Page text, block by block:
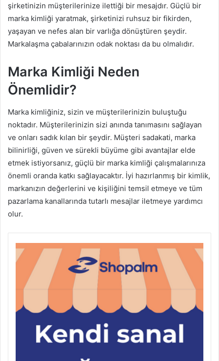
şirketinizin müşterilerinize ilettiği bir mesajdır. Güçlü bir
marka kimliği yaratmak, şirketinizi ruhsuz bir fikirden,
yaşayan ve nefes alan bir varlığa dönüştüren şeydir.
Markalaşma çabalarınızın odak noktası da bu olmalıdır.
Marka Kimliği Neden
Önemlidir?
Marka kimliğiniz, sizin ve müşterilerinizin buluştuğu
noktadır. Müşterilerinizin sizi anında tanımasını sağlayan
ve onları sadık kılan bir şeydir. Müşteri sadakati, marka
bilinirliği, güven ve sürekli büyüme gibi avantajlar elde
etmek istiyorsanız, güçlü bir marka kimliği çalışmalarınıza
önemli oranda katkı sağlayacaktır. İyi hazırlanmış bir kimlik,
markanızın değerlerini ve kişiliğini temsil etmeye ve tüm
pazarlama kanallarında tutarlı mesajlar iletmeye yardımcı
olur.